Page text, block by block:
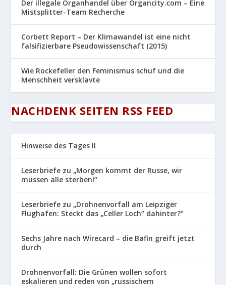
Der illegale Organhandel über Organcity.com – Eine
Mistsplitter-Team Recherche
Corbett Report – Der Klimawandel ist eine nicht
falsifizierbare Pseudowissenschaft (2015)
Wie Rockefeller den Feminismus schuf und die
Menschheit versklavte
NACHDENK SEITEN RSS FEED
Hinweise des Tages II
Leserbriefe zu „Morgen kommt der Russe, wir
müssen alle sterben!“
Leserbriefe zu „Drohnenvorfall am Leipziger
Flughafen: Steckt das „Celler Loch“ dahinter?“
Sechs Jahre nach Wirecard – die Bafin greift jetzt
durch
Drohnenvorfall: Die Grünen wollen sofort
eskalieren und reden von „russischem